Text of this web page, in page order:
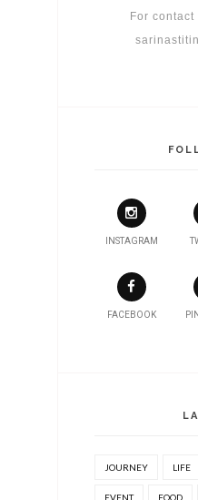
For
INSTAGRAM
FACEBOOK
JOURNEY LIFE
EVENT FOOD